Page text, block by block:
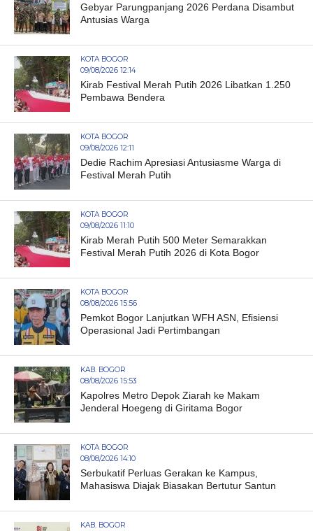
Gebyar Parungpanjang 2026 Perdana Disambut
Antusias Warga
KOTA BOGOR
09/08/2026 12:14
Kirab Festival Merah Putih 2026 Libatkan 1.250
Pembawa Bendera
KOTA BOGOR
09/08/2026 12:11
Dedie Rachim Apresiasi Antusiasme Warga di
Festival Merah Putih
KOTA BOGOR
09/08/2026 11:10
Kirab Merah Putih 500 Meter Semarakkan
Festival Merah Putih 2026 di Kota Bogor
KOTA BOGOR
08/08/2026 15:56
Pemkot Bogor Lanjutkan WFH ASN, Efisiensi
Operasional Jadi Pertimbangan
KAB. BOGOR
08/08/2026 15:53
Kapolres Metro Depok Ziarah ke Makam
Jenderal Hoegeng di Giritama Bogor
KOTA BOGOR
08/08/2026 14:10
Serbukatif Perluas Gerakan ke Kampus,
Mahasiswa Diajak Biasakan Bertutur Santun
KAB. BOGOR